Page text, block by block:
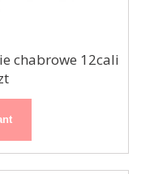
chabrowe 12cali